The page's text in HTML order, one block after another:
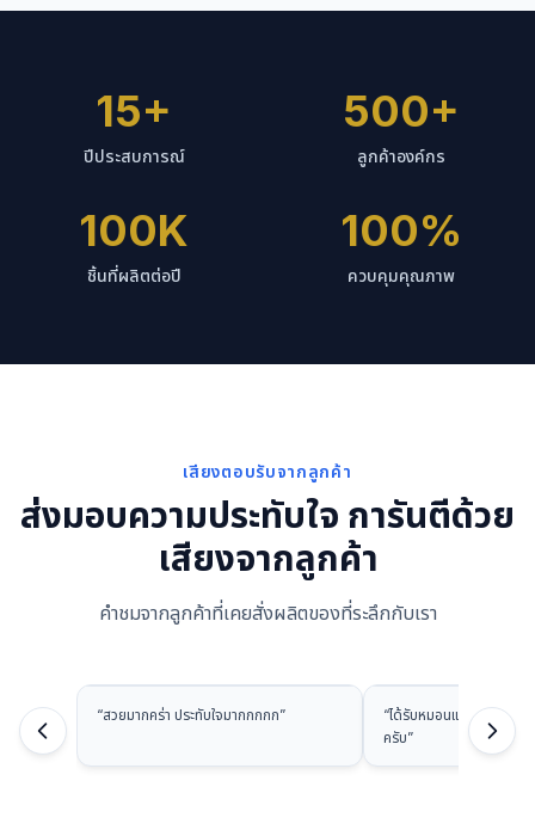
15+
ปีประสบการณ์
500+
ลูกค้าองค์กร
100K
ชิ้นที่ผลิตต่อปี
100%
ควบคุมคุณภาพ
เสียงตอบรับจากลูกค้า
ส่งมอบความประทับใจ การันตีด้วย
เสียงจากลูกค้า
คำชมจากลูกค้าที่เคยสั่งผลิตของที่ระลึกกับเรา
“สวยมากคร่า ประทับใจมากกกกก” “ได้รับหมอนแล้วนะครับ ส
ครับ”